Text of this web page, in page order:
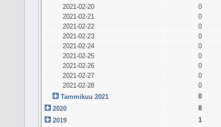
2021-02-20
0
2021-02-21
0
2021-02-22
0
2021-02-23
0
2021-02-24
0
2021-02-25
0
2021-02-26
0
2021-02-27
0
2021-02-28
0
Tammikuu 2021
0
2020
8
2019
1